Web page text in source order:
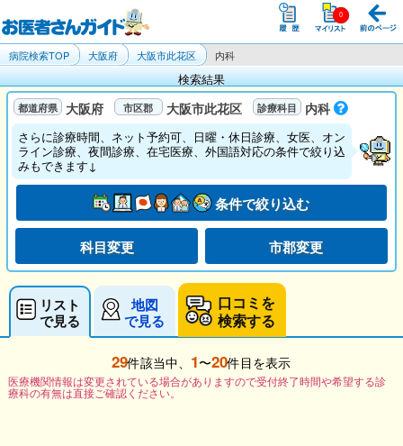
病院検索TOP 大阪府 大阪市此花区 内科
検索結果
大阪府 大阪市此花区 内科
さらに診療時間、ネット予約可、日曜・休日診療、女医、オン
ライン診療、夜間診療、在宅医療、外国語対応の条件で絞り込
みもできます↓
条件で絞り込む
科目変更 市郡変更
リスト
で見る
地図
で見る
口コミを
検索する
29件該当中、 1〜20件目を表示
医療機関情報は変更されている場合がありますので受付終了時間や希望する診
療科の有無は直接ご確認ください。